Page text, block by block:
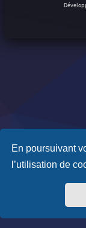
En poursuivant
l’utilisation de